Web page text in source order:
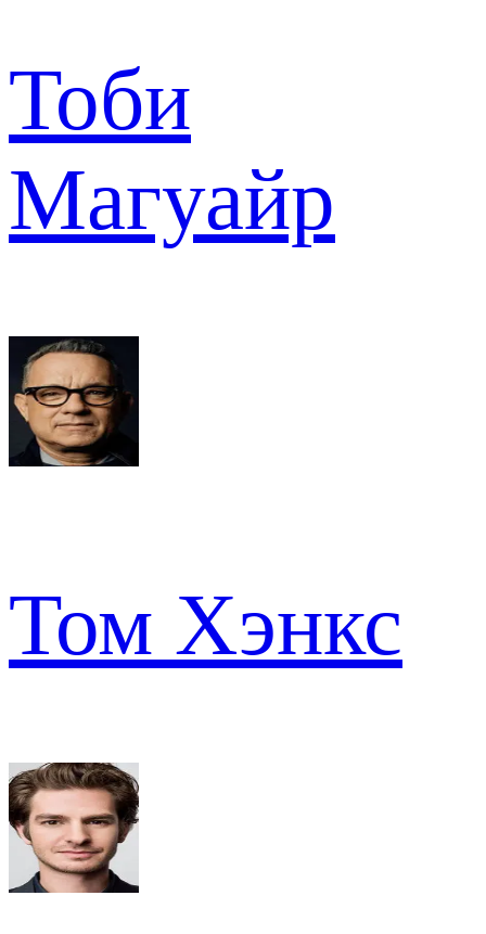
Тоби
Магуайр
Том Хэнкс